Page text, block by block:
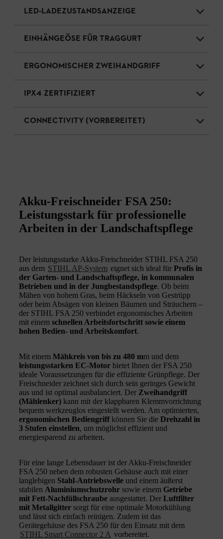
LED-LADEZUSTANDSANZEIGE
EINHÄNGEÖSE FÜR TRAGGURT
ERGONOMISCHER ZWEIHANDGRIFF
IPX4 ZERTIFIZIERT
CONNECTIVITY (VORBEREITET)
Akku-Freischneider FSA 250:
Leistungsstark für professionelle
Arbeiten in der Landschaftspflege
Der leistungsstarke Akku-Freischneider STIHL FSA 250
aus dem STIHL AP-System eignet sich ideal für Profis in
der Garten- und Landschaftspflege, in kommunalen
Betrieben und in der Jungbestandspflege. Ob beim
Mähen von hohem Gras, beim Häckseln von Gestrüpp
oder beim Absägen von kleinen Bäumen und Sträuchern –
der STIHL FSA 250 verbindet ergonomisches Arbeiten
mit einem schnellen Arbeitsfortschritt sowie einem
hohen Bedien- und Arbeitskomfort.
Mit einem Mähkreis von bis zu 480 mm und dem
leistungsstarken EC-Motor bietet Ihnen der FSA 250
ideale Voraussetzungen für die effiziente Grünpflege. Der
Freischneider zeichnet sich durch sein geringes Gewicht
aus und ist optimal ausbalanciert. Der Zweihandgriff
(Mählenker) kann mit der klappbaren Klemmvorrichtung
bequem werkzeuglos eingestellt werden. Am optimierten,
ergonomischen Bediengriffkönnen Sie die Drehzahl in
3 Stufen einstellen, um möglichst effizient und
energiesparend zu arbeiten.
Für eine lange Lebensdauer ist der Akku-Freischneider
FSA 250 neben dem robusten Gehäuse auch mit einer
langlebigen Stahl-Antriebswelle und einem äußerst
stabilen Aluminiumschutzrohr sowie einem Getriebe
mit Fett-Nachfüllschraube ausgestattet. Der Luftfilter
mit Metallgitter sorgt für eine optimale Motorkühlung
und lässt sich einfach reinigen. Zudem ist das
Gerätegehäuse des FSA 250 für den Einsatz mit dem
STIHL Smart Connector 2 A vorbereitet.